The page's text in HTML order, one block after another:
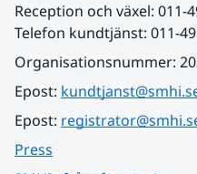
Reception och växel: 011-
Telefon kundtjänst: 011-
Organisationsnummer:
Epost:
Epost:
Press